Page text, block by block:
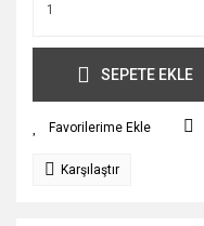
SEPETE EKLE
Karşılaştır